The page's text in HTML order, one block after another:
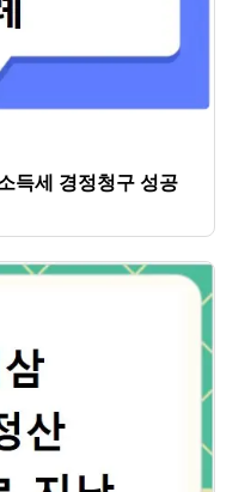
득세 경정청구 성공